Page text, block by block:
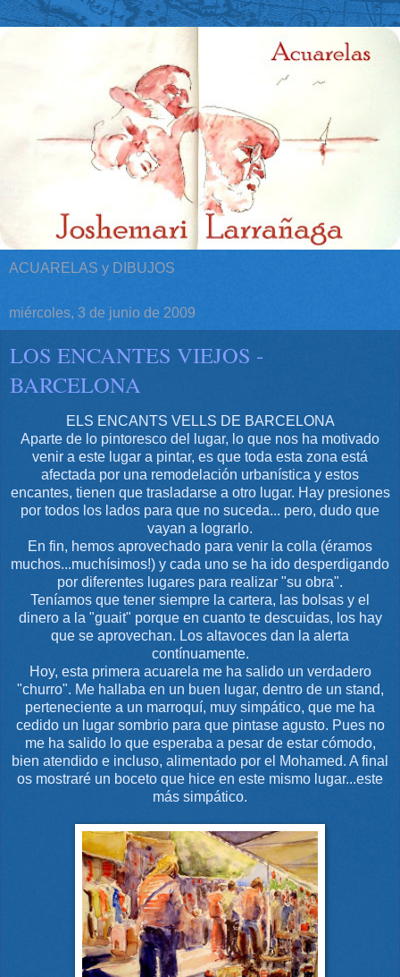
ACUARELAS y DIBUJOS
miércoles, 3 de junio de 2009
LOS ENCANTES VIEJOS -
BARCELONA
ELS ENCANTS VELLS DE BARCELONA
Aparte de lo pintoresco del lugar, lo que nos ha motivado
venir a este lugar a pintar, es que toda esta zona está
afectada por una remodelación urbanística y estos
encantes, tienen que trasladarse a otro lugar. Hay presiones
por todos los lados para que no suceda... pero, dudo que
vayan a lograrlo.
En fin, hemos aprovechado para venir la colla (éramos
muchos...muchísimos!) y cada uno se ha ido desperdigando
por diferentes lugares para realizar "su obra".
Teníamos que tener siempre la cartera, las bolsas y el
dinero a la "guait" porque en cuanto te descuidas, los hay
que se aprovechan. Los altavoces dan la alerta
contínuamente.
Hoy, esta primera acuarela me ha salido un verdadero
"churro". Me hallaba en un buen lugar, dentro de un stand,
perteneciente a un marroquí, muy simpático, que me ha
cedido un lugar sombrio para que pintase agusto. Pues no
me ha salido lo que esperaba a pesar de estar cómodo,
bien atendido e incluso, alimentado por el Mohamed. A final
os mostraré un boceto que hice en este mismo lugar...este
más simpático.